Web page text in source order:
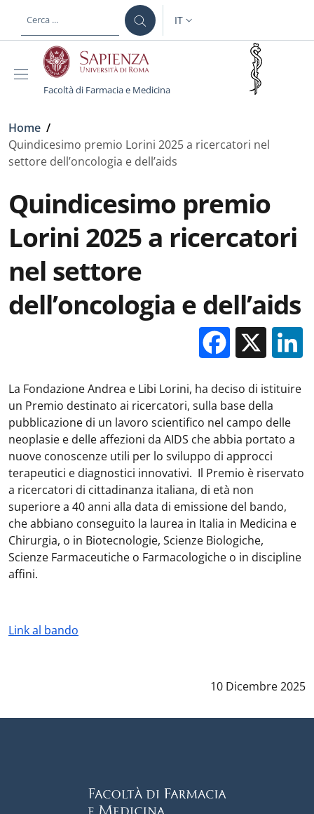
al contenuto principale
SELETTORE LINGUA:
IT
Facoltà di Farmacia e Medicina
Briciole di pane
Home /
Quindicesimo premio Lorini 2025 a ricercatori nel
settore dell’oncologia e dell’aids
Quindicesimo premio
Lorini 2025 a ricercatori
nel settore
dell’oncologia e dell’aids
X
La Fondazione Andrea e Libi Lorini, ha deciso di istituire
un Premio destinato ai ricercatori, sulla base della
pubblicazione di un lavoro scientifico nel campo delle
neoplasie e delle affezioni da AIDS che abbia portato a
nuove conoscenze utili per lo sviluppo di approcci
terapeutici e diagnostici innovativi. Il Premio è riservato
a ricercatori di cittadinanza italiana, di età non
superiore a 40 anni alla data di emissione del bando,
che abbiano conseguito la laurea in Italia in Medicina e
Chirurgia, o in Biotecnologie, Scienze Biologiche,
Scienze Farmaceutiche o Farmacologiche o in discipline
affini.
Link al bando
Data notizia :
10 Dicembre 2025